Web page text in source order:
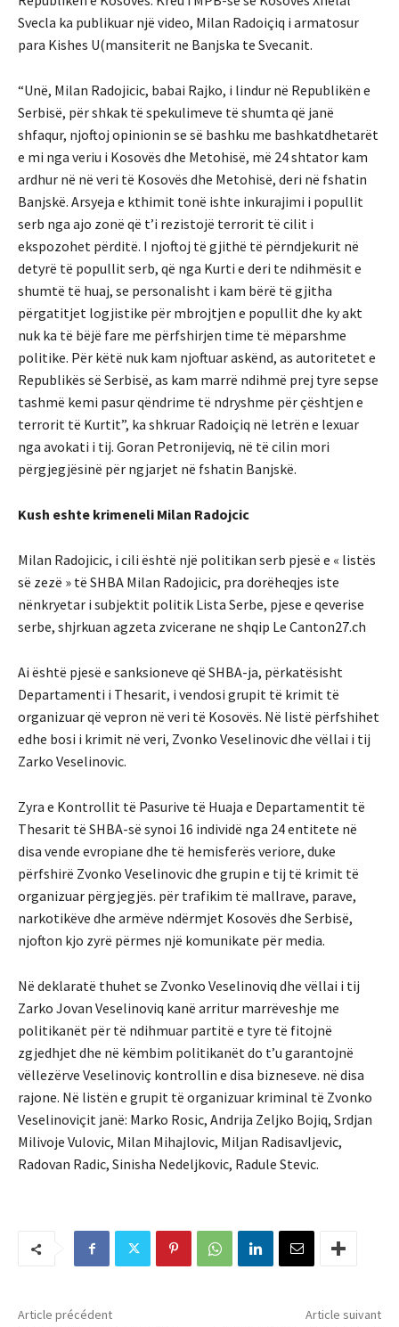
Svecla ka publikuar një video, Milan Radoiçiq i armatosur
para Kishes U(mansiterit ne Banjska te Svecanit.
“Unë, Milan Radojicic, babai Rajko, i lindur në Republikën e
Serbisë, për shkak të spekulimeve të shumta që janë
shfaqur, njoftoj opinionin se së bashku me bashkatdhetarët
e mi nga veriu i Kosovës dhe Metohisë, më 24 shtator kam
ardhur në në veri të Kosovës dhe Metohisë, deri në fshatin
Banjskë. Arsyeja e kthimit tonë ishte inkurajimi i popullit
serb nga ajo zonë që t’i rezistojë terrorit të cilit i
ekspozohet përditë. I njoftoj të gjithë të përndjekurit në
detyrë të popullit serb, që nga Kurti e deri te ndihmësit e
shumtë të huaj, se personalisht i kam bërë të gjitha
përgatitjet logjistike për mbrojtjen e popullit dhe ky akt
nuk ka të bëjë fare me përfshirjen time të mëparshme
politike. Për këtë nuk kam njoftuar askënd, as autoritetet e
Republikës së Serbisë, as kam marrë ndihmë prej tyre sepse
tashmë kemi pasur qëndrime të ndryshme për çështjen e
terrorit të Kurtit”, ka shkruar Radoiçiq në letrën e lexuar
nga avokati i tij. Goran Petronijeviq, në të cilin mori
përgjegjësinë për ngjarjet në fshatin Banjskë.
Kush eshte krimeneli Milan Radojcic
Milan Radojicic, i cili është një politikan serb pjesë e « listës
së zezë » të SHBA Milan Radojicic, pra dorëheqjes iste
nënkryetar i subjektit politik Lista Serbe, pjese e qeverise
serbe, shjrkuan agzeta zvicerane ne shqip Le Canton27.ch
Ai është pjesë e sanksioneve që SHBA-ja, përkatësisht
Departamenti i Thesarit, i vendosi grupit të krimit të
organizuar që vepron në veri të Kosovës. Në listë përfshihet
edhe bosi i krimit në veri, Zvonko Veselinovic dhe vëllai i tij
Zarko Veselinovic.
Zyra e Kontrollit të Pasurive të Huaja e Departamentit të
Thesarit të SHBA-së synoi 16 individë nga 24 entitete në
disa vende evropiane dhe të hemisferës veriore, duke
përfshirë Zvonko Veselinovic dhe grupin e tij të krimit të
organizuar përgjegjës. për trafikim të mallrave, parave,
narkotikëve dhe armëve ndërmjet Kosovës dhe Serbisë,
njofton kjo zyrë përmes një komunikate për media.
Në deklaratë thuhet se Zvonko Veselinoviq dhe vëllai i tij
Zarko Jovan Veselinoviq kanë arritur marrëveshje me
politikanët për të ndihmuar partitë e tyre të fitojnë
zgjedhjet dhe në këmbim politikanët do t’u garantojnë
vëllezërve Veselinoviç kontrollin e disa bizneseve. në disa
rajone. Në listën e grupit të organizuar kriminal të Zvonko
Veselinoviçit janë: Marko Rosic, Andrija Zeljko Bojiq, Srdjan
Milivoje Vulovic, Milan Mihajlovic, Miljan Radisavljevic,
Radovan Radic, Sinisha Nedeljkovic, Radule Stevic.
Article précédent Article suivant